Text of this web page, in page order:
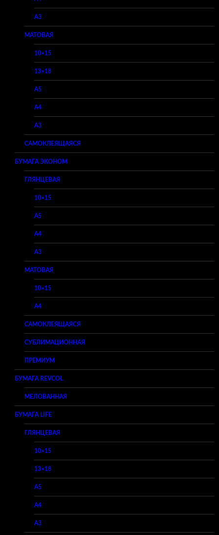
A3
МАТОВАЯ
10×15
13×18
A5
A4
A3
САМОКЛЕЯЩАЯСЯ
БУМАГА ЭКОНОМ
ГЛЯНЦЕВАЯ
10×15
A5
A4
A3
МАТОВАЯ
10×15
A4
САМОКЛЕЯЩАЯСЯ
СУБЛИМАЦИОННАЯ
ПРЕМИУМ
БУМАГА REVCOL
МЕЛОВАННАЯ
БУМАГА LIFE
ГЛЯНЦЕВАЯ
10×15
13×18
A5
A4
A3